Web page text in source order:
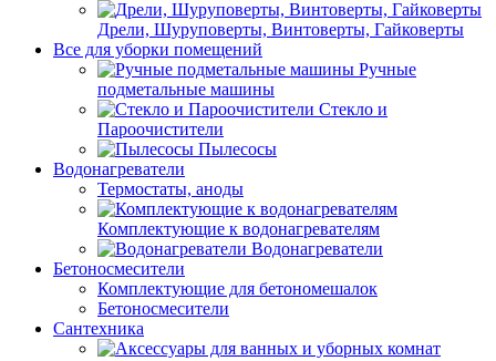
Дрели, Шуруповерты, Винтоверты, Гайковерты
Все для уборки помещений
Ручные
подметальные машины
Стекло и
Пароочистители
Пылесосы
Водонагреватели
Термостаты, аноды
Комплектующие к водонагревателям
Водонагреватели
Бетоносмесители
Комплектующие для бетономешалок
Бетоносмесители
Сантехника